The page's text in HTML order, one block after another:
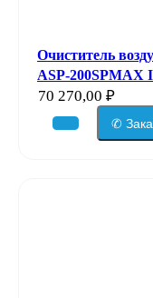
Очиститель
ASP-200SPMAX
70 270,00 ₽
✆